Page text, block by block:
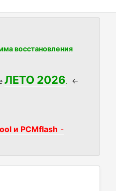
восстановления
ЛЕТО 2026. <-
и PCMflash -